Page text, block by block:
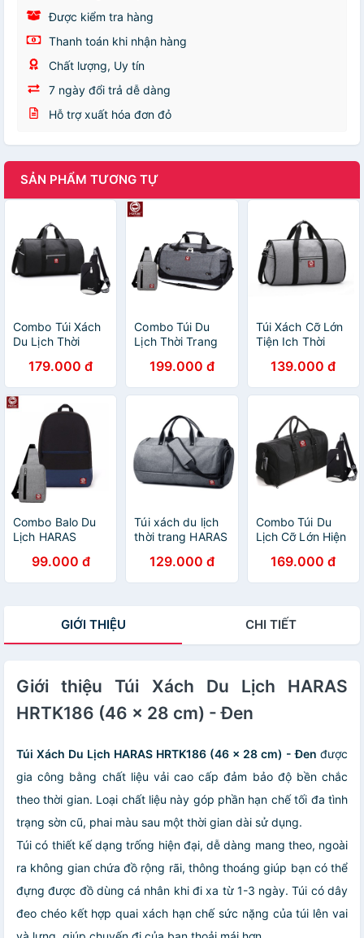
Được kiểm tra hàng
Thanh toán khi nhận hàng
Chất lượng, Uy tín
7 ngày đổi trả dễ dàng
Hỗ trợ xuất hóa đơn đỏ
SẢN PHẨM TƯƠNG TỰ
Combo Túi Xách
Du Lịch Thời
HR219 Và Túi
Đeo Chéo Cá
Tính HARAS
HR173
179.000 đ
Combo Túi Du
Lịch Thời Trang
Và Túi Đeo Chéo
HARAS HR147-
CHÍNH HÃNG
PHÂN PHỐI
199.000 đ
Túi Xách Cỡ Lớn
Tiện Ich Thời
HR219
139.000 đ
Combo Balo Du
Lịch HARAS
và Túi Messenger
HR147 (XÁM)
99.000 đ
Túi xách du lịch
thời trang HARAS
129.000 đ
Combo Túi Du
Lịch Cỡ Lớn Hiện
HR201 Và Túi
Chéo Thời Trang
169.000 đ
GIỚI THIỆU CHI TIẾT
Giới thiệu Túi Xách Du Lịch HARAS
HRTK186 (46 x 28 cm) - Đen
Túi Xách Du Lịch HARAS HRTK186 (46 x 28 cm) - Đen được
gia công bằng chất liệu vải cao cấp đảm bảo độ bền chắc
theo thời gian. Loại chất liệu này góp phần hạn chế tối đa tình
trạng sờn cũ, phai màu sau một thời gian dài sử dụng.
Túi có thiết kế dạng trống hiện đại, dễ dàng mang theo, ngoài
ra không gian chứa đồ rộng rãi, thông thoáng giúp bạn có thể
đựng được đồ dùng cá nhân khi đi xa từ 1-3 ngày. Túi có dây
đeo chéo kết hợp quai xách hạn chế sức nặng của túi lên vai